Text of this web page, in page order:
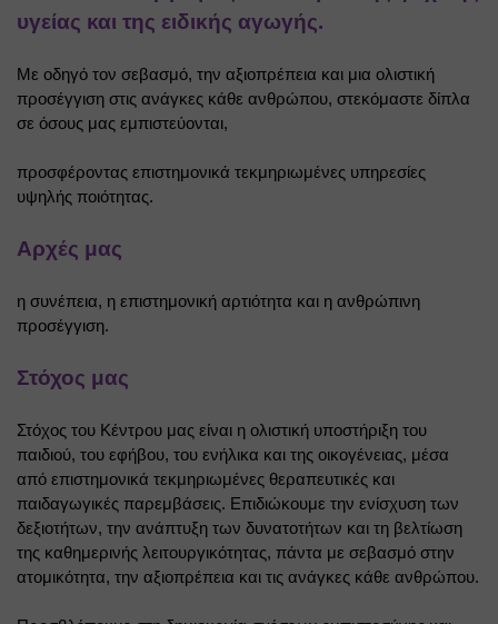
υγείας και της ειδικής αγωγής.
Με οδηγό τον σεβασμό, την αξιοπρέπεια και μια ολιστική
προσέγγιση στις ανάγκες κάθε ανθρώπου, στεκόμαστε δίπλα
σε όσους μας εμπιστεύονται,
προσφέροντας επιστημονικά τεκμηριωμένες υπηρεσίες
υψηλής ποιότητας.
Αρχές μας
η συνέπεια, η επιστημονική αρτιότητα και η ανθρώπινη
προσέγγιση.
Στόχος μας
Στόχος του Κέντρου μας είναι η ολιστική υποστήριξη του
παιδιού, του εφήβου, του ενήλικα και της οικογένειας, μέσα
από επιστημονικά τεκμηριωμένες θεραπευτικές και
παιδαγωγικές παρεμβάσεις. Επιδιώκουμε την ενίσχυση των
δεξιοτήτων, την ανάπτυξη των δυνατοτήτων και τη βελτίωση
της καθημερινής λειτουργικότητας, πάντα με σεβασμό στην
ατομικότητα, την αξιοπρέπεια και τις ανάγκες κάθε ανθρώπου.